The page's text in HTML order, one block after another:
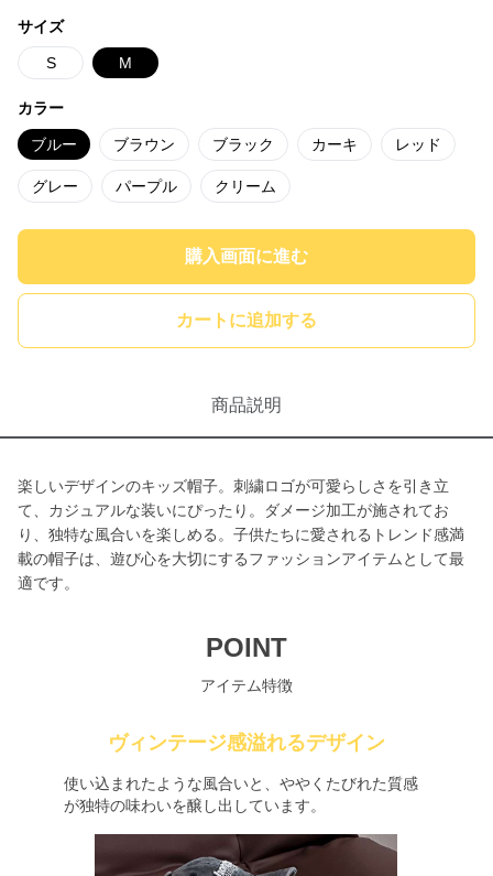
サイズ
S M
カラー
ブルー ブラウン ブラック カーキ レッド
グレー パープル クリーム
購入画面に進む
カートに追加する
商品説明
楽しいデザインのキッズ帽子。刺繍ロゴが可愛らしさを引き立
て、カジュアルな装いにぴったり。ダメージ加工が施されてお
り、独特な風合いを楽しめる。子供たちに愛されるトレンド感満
載の帽子は、遊び心を大切にするファッションアイテムとして最
適です。
POINT
アイテム特徴
ヴィンテージ感溢れるデザイン
使い込まれたような風合いと、ややくたびれた質感
が独特の味わいを醸し出しています。